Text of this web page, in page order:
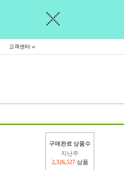
고객센터
구매완료 상품수
지난주
2,326,527상품
이번주
2,298,202 상품